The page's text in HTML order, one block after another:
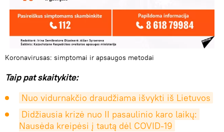
Koronavirusas: simptomai ir apsaugos metodai
Taip pat skaitykite:
Nuo vidurnakčio draudžiama išvykti iš Lietuvos
Didžiausia krizė nuo II pasaulinio karo laikų:
Nausėda kreipėsi į tautą dėl COVID-19